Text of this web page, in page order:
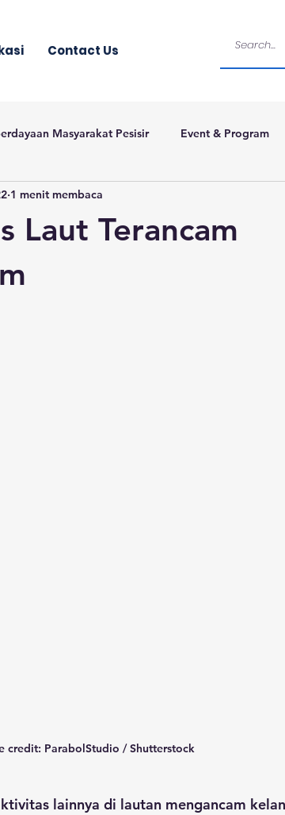
Contact Us
Masyarakat Pesisir Event & Program
Laut Terancam
1 menit membaca
credit: ParabolStudio / Shutterstock
lainnya di lautan mengancam